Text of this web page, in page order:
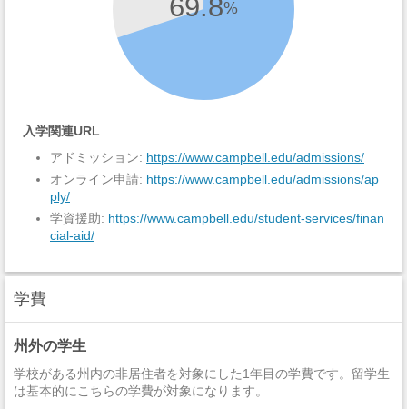
69.8%
入学関連URL
アドミッション: https://www.campbell.edu/admissions/
オンライン申請: https://www.campbell.edu/admissions/ap
ply/
学資援助: https://www.campbell.edu/student-services/finan
cial-aid/
学費
州外の学生
学校がある州内の非居住者を対象にした1年目の学費です。留学生
は基本的にこちらの学費が対象になります。